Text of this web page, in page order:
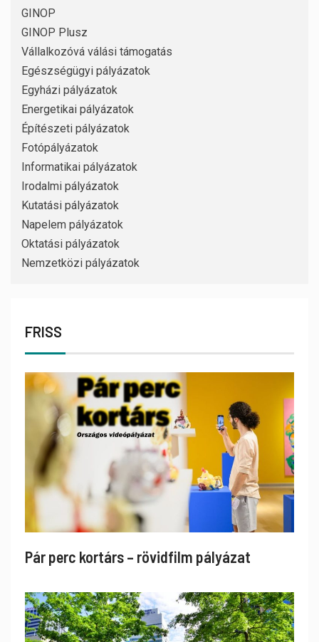
GINOP
GINOP Plusz
Vállalkozóvá válási támogatás
Egészségügyi pályázatok
Egyházi pályázatok
Energetikai pályázatok
Építészeti pályázatok
Fotópályázatok
Informatikai pályázatok
Irodalmi pályázatok
Kutatási pályázatok
Napelem pályázatok
Oktatási pályázatok
Nemzetközi pályázatok
FRISS
Pár perc kortárs – rövidfilm pályázat